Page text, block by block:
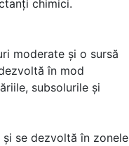
chimici.
moderate și o sursă
în mod
subsolurile și
se dezvoltă în zonele